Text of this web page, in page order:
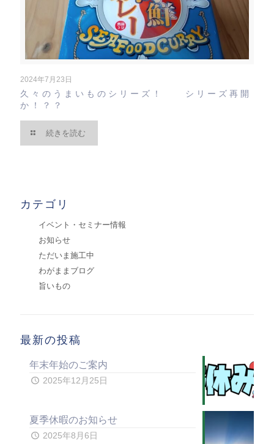
2024年7月23日
久々のうまいものシリーズ！ シリーズ再開
か！？？
続きを読む
カテゴリ
イベント・セミナー情報
お知らせ
ただいま施工中
わがままブログ
旨いもの
最新の投稿
年末年始のご案内
2025年12月25日
夏季休暇のお知らせ
2025年8月6日